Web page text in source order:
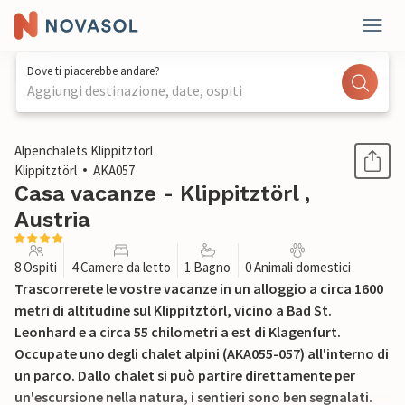
Dove ti piacerebbe andare?
Aggiungi destinazione, date, ospiti
1 / 7
Alpenchalets Klippitztörl
Klippitztörl
AKA057
Casa vacanze - Klippitztörl ,
Austria
8 Ospiti 4 Camere da letto 1 Bagno 0 Animali domestici
Trascorrerete le vostre vacanze in un alloggio a circa 1600
metri di altitudine sul Klippitztörl, vicino a Bad St.
Leonhard e a circa 55 chilometri a est di Klagenfurt.
Occupate uno degli chalet alpini (AKA055-057) all'interno di
un parco. Dallo chalet si può partire direttamente per
un'escursione nella natura, i sentieri sono ben segnalati.